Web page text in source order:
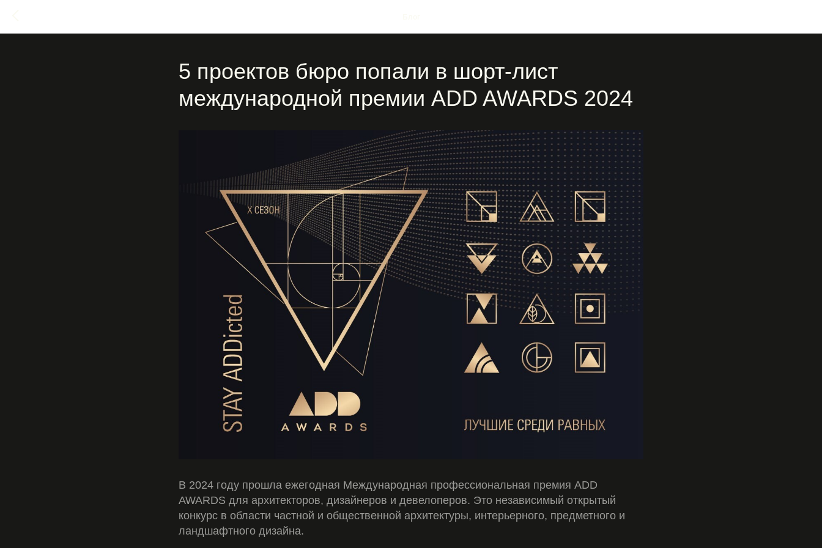
5 проектов бюро попали в шорт-лист
международной премии ADD AWARDS 2024
В 2024 году прошла ежегодная Международная профессиональная премия ADD
AWARDS для архитекторов, дизайнеров и девелоперов. Это независимый открытый
конкурс в области частной и общественной архитектуры, интерьерного, предметного и
ландшафтного дизайна.